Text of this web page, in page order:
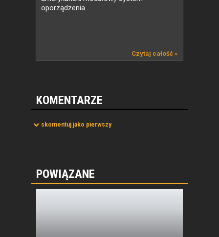
oporządzenia.
Czytaj całość »
KOMENTARZE
skomentuj jako pierwszy
POWIĄZANE